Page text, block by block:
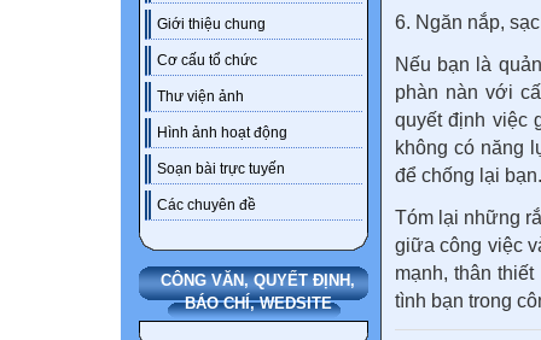
Giới thiệu chung
Cơ cấu tổ chức
Thư viện ảnh
Hình ảnh hoạt động
Soạn bài trực tuyến
Các chuyên đề
CÔNG VĂN, QUYẾT ĐỊNH,
BÁO CHÍ, WEDSITE
6. Ngăn nắp,
Nếu bạn là
phàn nàn với
quyết định việc
không có năng
để chống lại bạn.
Tóm lại những
giữa công việc
mạnh, thân
tình bạn trong